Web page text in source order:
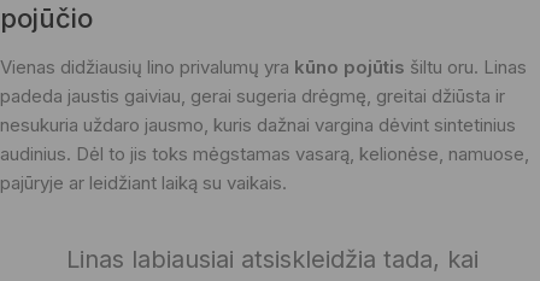
pojūčio
Vienas didžiausių lino privalumų yra kūno pojūtis šiltu oru. Linas
padeda jaustis gaiviau, gerai sugeria drėgmę, greitai džiūsta ir
nesukuria uždaro jausmo, kuris dažnai vargina dėvint sintetinius
audinius. Dėl to jis toks mėgstamas vasarą, kelionėse, namuose,
pajūryje ar leidžiant laiką su vaikais.
Linas labiausiai atsiskleidžia tada, kai